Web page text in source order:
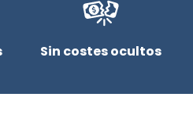
Sin costes ocultos